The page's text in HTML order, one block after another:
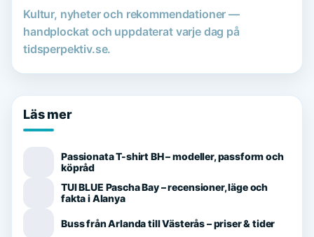
Kultur, nyheter och rekommendationer —
handplockat och uppdaterat varje dag på
tidsperpektiv.se.
Läs mer
Passionata T-shirt BH – modeller, passform och
köpråd
TUI BLUE Pascha Bay – recensioner, läge och
fakta i Alanya
Buss från Arlanda till Västerås – priser & tider